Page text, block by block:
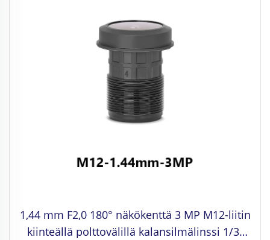
1,44 mm F2,0 180° näkökenttä 3 MP M12-liitin
kiinteällä polttovälillä kalansilmälinssi 1/3"